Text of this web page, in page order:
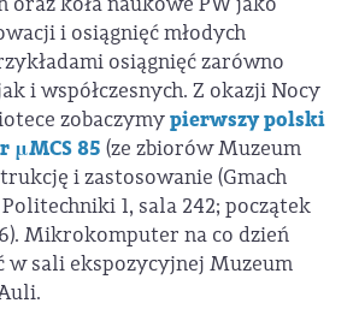
i osiągnięć młodych
osiągnięć zarówno
i współczesnych. Z okazji Nocy
zobaczymypierwszy polski
μMCS 85 (ze zbiorów Muzeum
i zastosowanie (Gmach
1, sala 242; początek
Mikrokomputer na co dzień
w sali ekspozycyjnej Muzeum